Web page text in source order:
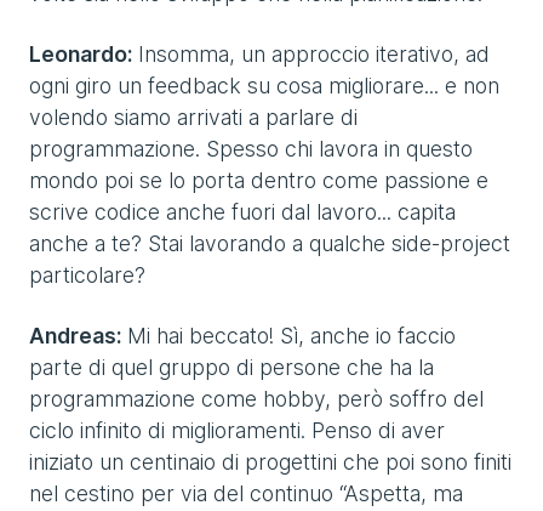
Leonardo: Insomma, un approccio iterativo, ad
ogni giro un feedback su cosa migliorare... e non
volendo siamo arrivati a parlare di
programmazione. Spesso chi lavora in questo
mondo poi se lo porta dentro come passione e
scrive codice anche fuori dal lavoro... capita
anche a te? Stai lavorando a qualche side-project
particolare?
Andreas: Mi hai beccato! Sì, anche io faccio
parte di quel gruppo di persone che ha la
programmazione come hobby, però soffro del
ciclo infinito di miglioramenti. Penso di aver
iniziato un centinaio di progettini che poi sono finiti
nel cestino per via del continuo “Aspetta, ma